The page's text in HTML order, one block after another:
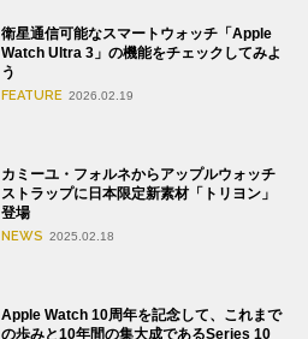
衛星通信可能なスマートウォッチ「Apple
Watch Ultra 3」の機能をチェックしてみよ
う
FEATURE 2026.02.19
カミーユ・フォルネからアップルウォッチ
ストラップに日本限定新素材「トリヨン」
登場
NEWS 2025.02.18
Apple Watch 10周年を記念して、これまで
の歩みと10年間の集大成であるSeries 10